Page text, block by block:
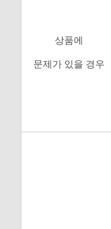
상품에
문제가 있을 경우